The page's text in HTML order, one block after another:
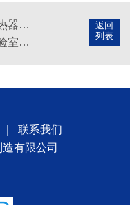
返回
列表
造纸厂余热回收用板式换热器中板片和介质的化学关系
瑞普特板式换热器胶条实验室增加新机组，为技术升级提供数据化支持
联系我们
有限公司